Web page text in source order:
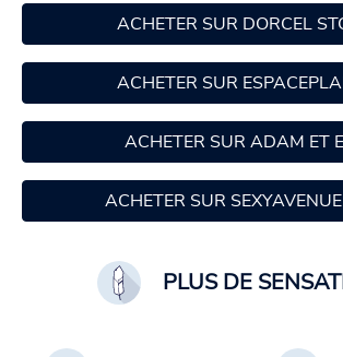
ACHETER SUR DORCEL
ACHETER SUR
ACHETER SUR ADAM ET
ACHETER SUR
PLUS DE